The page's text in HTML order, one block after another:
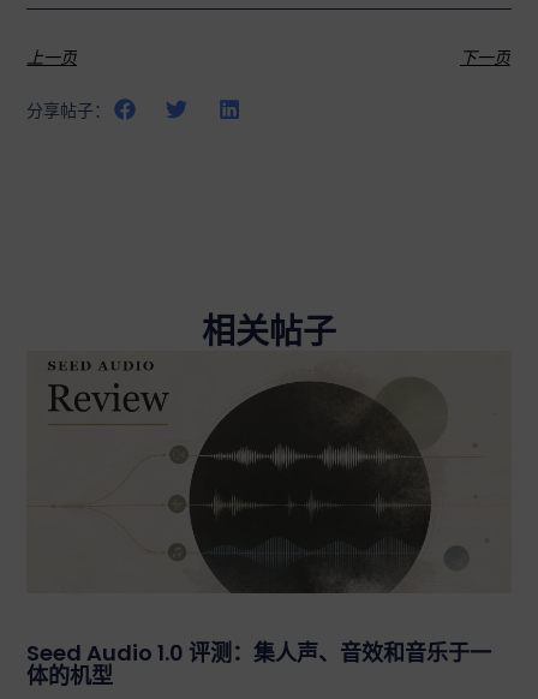
上一页 下一页
分享帖子：
相关帖子
Seed Audio 1.0 评测：集人声、音效和音乐于一
体的机型